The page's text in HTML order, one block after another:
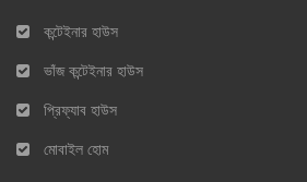
কন্টেইনার হাউস
ভাঁজ কন্টেইনার হাউস
প্রিফ্যাব হাউস
মোবাইল হোম